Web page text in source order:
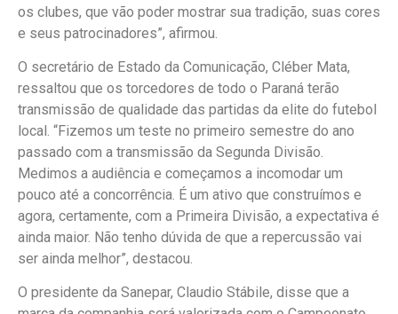
os clubes, que vão poder mostrar sua tradição, suas cores
e seus patrocinadores”, afirmou.
O secretário de Estado da Comunicação, Cléber Mata,
ressaltou que os torcedores de todo o Paraná terão
transmissão de qualidade das partidas da elite do futebol
local. “Fizemos um teste no primeiro semestre do ano
passado com a transmissão da Segunda Divisão.
Medimos a audiência e começamos a incomodar um
pouco até a concorrência. É um ativo que construímos e
agora, certamente, com a Primeira Divisão, a expectativa é
ainda maior. Não tenho dúvida de que a repercussão vai
ser ainda melhor”, destacou.
O presidente da Sanepar, Claudio Stábile, disse que a